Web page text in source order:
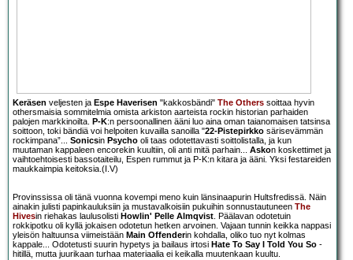
Keräsen veljesten ja Espe Haverisen "kakkosbändi" The Others soittaa hyvin
othersmaisia sommitelmia omista arkiston aarteista rockin historian parhaiden
palojen markkinoilta. P-K:n persoonallinen ääni luo aina oman taianomaisen tatsinsa
soittoon, toki bändiä voi helpoiten kuvailla sanoilla "22-Pistepirkko särisevämmän
rockimpana”... Sonicsin Psycho oli taas odotettavasti soittolistalla, ja kun
muutaman kappaleen encorekin kuultiin, oli anti mitä parhain... Askon koskettimet ja
vaihtoehtoisesti bassotaiteilu, Espen rummut ja P-K:n kitara ja ääni. Yksi festareiden
maukkaimpia keitoksia.(I.V)
Provinssissa oli tänä vuonna kovempi meno kuin länsinaapurin Hultsfredissä. Näin
ainakin julisti papinkauluksiin ja mustavalkoisiin pukuihin sonnustautuneen The
Hivesin riehakas laulusolisti Howlin' Pelle Almqvist. Päälavan odotetuin
rokkipotku oli kyllä jokaisen odotetun hetken arvoinen. Vajaan tunnin keikka nappasi
yleisön haltuunsa viimeistään Main Offenderin kohdalla, oliko tuo nyt kolmas
kappale... Odotetusti suurin hypetys ja bailaus irtosi Hate To Say I Told You So -
hitillä, mutta juurikaan turhaa materiaalia ei keikalla muutenkaan kuultu.